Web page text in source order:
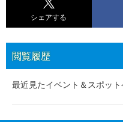
シェアする
閲覧履歴
最近見たイベント＆スポット